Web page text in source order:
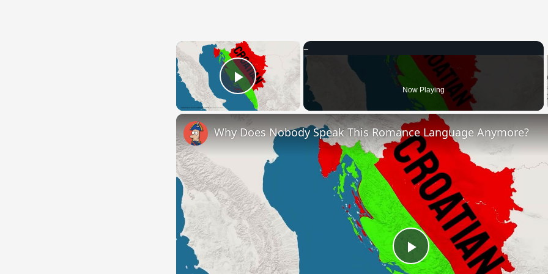
×
Play Video Now Playing
Play
Why Does Nobody Speak This Romance Language Anymore?